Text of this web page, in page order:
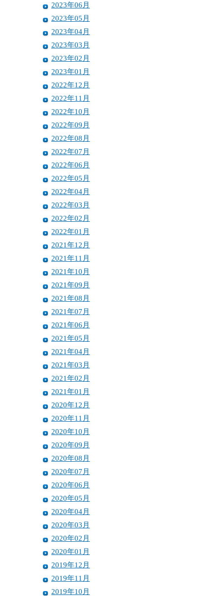
2023年06月
2023年05月
2023年04月
2023年03月
2023年02月
2023年01月
2022年12月
2022年11月
2022年10月
2022年09月
2022年08月
2022年07月
2022年06月
2022年05月
2022年04月
2022年03月
2022年02月
2022年01月
2021年12月
2021年11月
2021年10月
2021年09月
2021年08月
2021年07月
2021年06月
2021年05月
2021年04月
2021年03月
2021年02月
2021年01月
2020年12月
2020年11月
2020年10月
2020年09月
2020年08月
2020年07月
2020年06月
2020年05月
2020年04月
2020年03月
2020年02月
2020年01月
2019年12月
2019年11月
2019年10月